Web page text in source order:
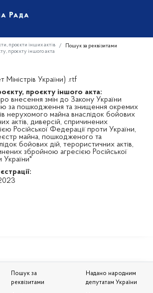
проєкти інших актів
Пошук за реквізитами
проєкту іншого акта
Міністрів України) .rtf
проєкту іншого акта:
внесення змін до Закону України
за пошкодження та знищення окремих
нерухомого майна внаслідок бойових
актів, диверсій, спричинених
Російської Федерації проти України,
майна, пошкодженого та
бойових дій, терористичних актів,
збройною агресією Російської
України"
Пошук за
реквізитами
Надано народним
депутатам України